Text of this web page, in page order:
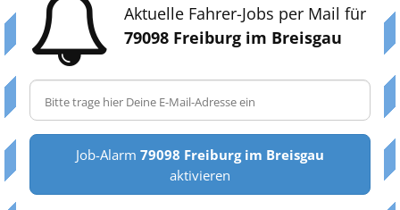
Aktuelle Fahrer-Jobs per Mail für
79098 Freiburg im Breisgau
Job-Alarm 79098 Freiburg im Breisgau
aktivieren